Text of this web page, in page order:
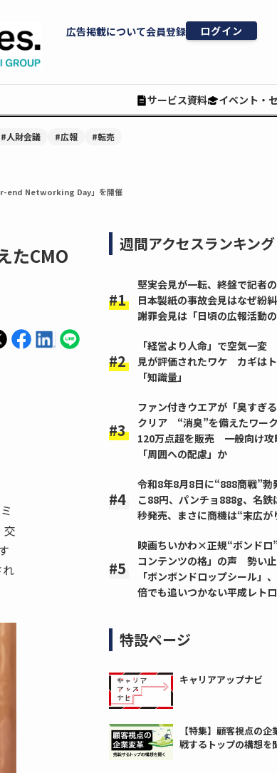
広告掲載について会員登録 ログイン
サービス資料 イベント・
#人財会議 #広報 #転売
end Networking Day」を開催
たCMO
交
週間アクセスランキング
堅実会見が一転、終盤で記者
日本製紙の事故会見はなぜ紛
謝罪会見は「日頃の広報活動の
「経営より人命」で空気一
見が評価されたワケ カギは
「知識量」
ファン付きウエアが「臭すぎ
クリア “消臭”を備えたワーク
120万点超を販売 一般向け攻
「周囲への配慮」か
令和8年8月8日に“888商戦”
こ88円、パンチョ888g、名鉄
秒発売、まさに商機は“末広が
映画ちいかわ×正規“ボンドロ
コンテンツの格」の声 勢い
「ボンボンドロップシール」
倍でも追いつかない平成レト
特設ページ
キャリアアップナビ
【特集】顧客視点の
戦するトップの構想を